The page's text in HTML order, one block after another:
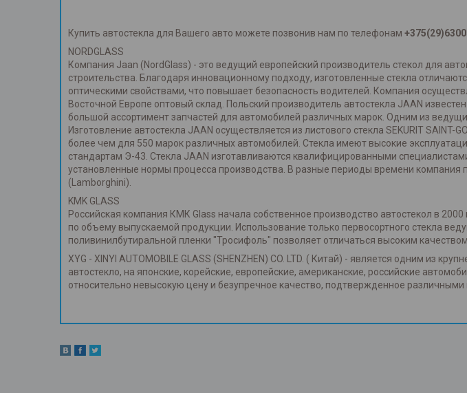
Купить автостекла для Вашего авто можете позвонив нам по телефонам
NORDGLASS
Компания Jaan (NordGlass) - это ведущий европейский производитель стекол для
строительства. Благодаря инновационному подходу, изготовленные стекла
оптическими свойствами, что повышает безопасность водителей. Компания
Восточной Европе оптовый склад. Польский производитель автостекла JAAN
большой ассортимент запчастей для автомобилей различных марок. Одним из
Изготовление автостекла JAAN осуществляется из листового стекла SEKURIT
более чем для 550 марок различных автомобилей. Стекла имеют высокие
стандартам Э-43. Стекла JAAN изготавливаются квалифицированными
установленные нормы процесса производства. В разные периоды времени компания
(Lamborghini).
KMK GLASS
Российская компания КМК Glass начала собственное производство автостекол в
по объему выпускаемой продукции. Использование только первосортного стекла
поливинилбутиральной пленки "Тросифоль" позволяет отличаться высоким
XYG - XINYI AUTOMOBILE GLASS (SHENZHEN) CO. LTD. ( Китай) - является одним из
автостекло, на японские, корейские, европейские, американские, российские
относительно невысокую цену и безупречное качество, подтвержденное